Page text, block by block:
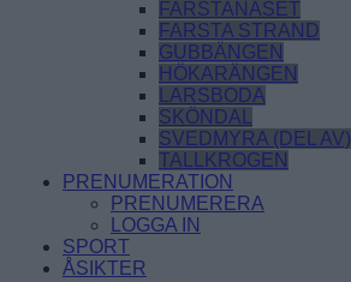
FARSTANÄSET
FARSTA STRAND
GUBBÄNGEN
HÖKARÄNGEN
LARSBODA
SKÖNDAL
SVEDMYRA (DEL AV)
TALLKROGEN
PRENUMERATION
PRENUMERERA
LOGGA IN
SPORT
ÅSIKTER